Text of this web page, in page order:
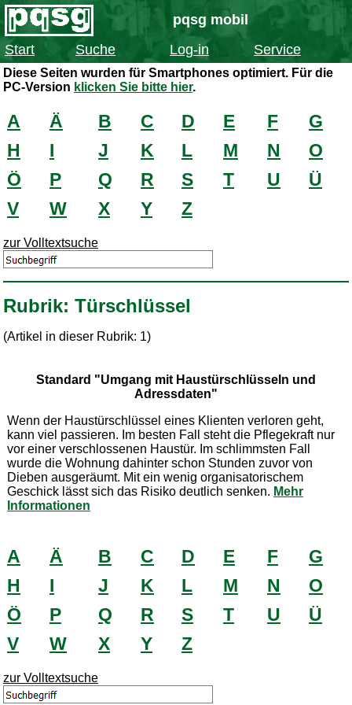
pqsg mobil
Start
Suche Log-in Service
Diese Seiten wurden für Smartphones optimiert. Für die
PC-Version klicken Sie bitte hier.
A Ä B C D E F
G
H
I J K L M N
O
Ö
P Q R S T U
Ü
V
W X Y Z
zur Volltextsuche
Rubrik: Türschlüssel
(Artikel in dieser Rubrik: 1)
Standard "Umgang mit Haustürschlüsseln und
Adressdaten"
Wenn der Haustürschlüssel eines Klienten verloren geht,
kann viel passieren. Im besten Fall steht die Pflegekraft nur
vor einer verschlossenen Haustür. Im schlimmsten Fall
wurde die Wohnung dahinter schon Stunden zuvor von
Dieben ausgeräumt. Mit ein wenig organisatorischem
Geschick lässt sich das Risiko deutlich senken. Mehr
Informationen
A Ä B C D E F
G
H
I J K L M N
O
Ö
P Q R S T U
Ü
V
W X Y Z
zur Volltextsuche